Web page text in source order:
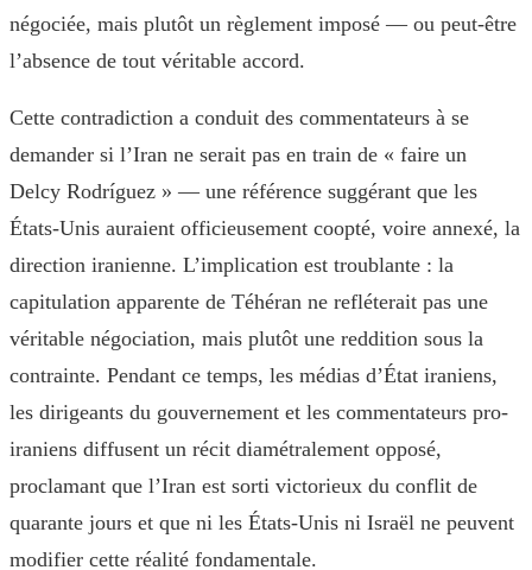
négociée, mais plutôt un règlement imposé — ou peut-être
l’absence de tout véritable accord.
Cette contradiction a conduit des commentateurs à se
demander si l’Iran ne serait pas en train de « faire un
Delcy Rodríguez » — une référence suggérant que les
États-Unis auraient officieusement coopté, voire annexé, la
direction iranienne. L’implication est troublante : la
capitulation apparente de Téhéran ne refléterait pas une
véritable négociation, mais plutôt une reddition sous la
contrainte. Pendant ce temps, les médias d’État iraniens,
les dirigeants du gouvernement et les commentateurs pro-
iraniens diffusent un récit diamétralement opposé,
proclamant que l’Iran est sorti victorieux du conflit de
quarante jours et que ni les États-Unis ni Israël ne peuvent
modifier cette réalité fondamentale.